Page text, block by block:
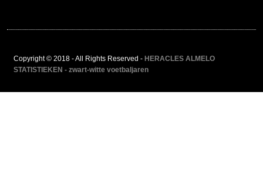
Copyright © 2018 - All Rights Reserved - HERACLES ALMELO
STATISTIEKEN - zwart-witte voetbaljaren